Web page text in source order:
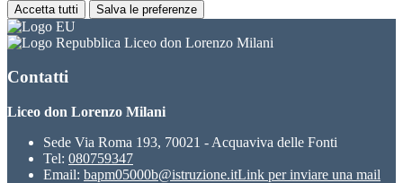
Accetta tutti Salva le preferenze
Liceo don Lorenzo Milani
Contatti
Liceo don Lorenzo Milani
Sede Via Roma 193, 70021 - Acquaviva delle Fonti
Tel: 080759347
Email: bapm05000b@istruzione.itLink per inviare una mail